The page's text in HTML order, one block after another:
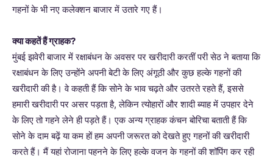
गहनों के भी नए कलेक्शन बाजार में उतारे गए हैं।
क्या कहतें हैं ग्राहक?
मुंबई झवेरी बाजार में रक्षाबंधन के अवसर पर खरीदारी करतीं परी सेठ ने बताया कि
रक्षाबंधन के लिए उन्होंने अपनी बेटी के लिए अंगूठी और कुछ हल्के गहनों की
खरीदारी की है। वे कहती हैं कि सोने के भाव चढ़ते और उतरते रहते हैं, इससे
हमारी खरीदारी पर असर पड़ता है, लेकिन त्योहारों और शादी ब्याह में उपहार देने
के लिए तो गहने लेने ही पड़ते हैं। एक अन्य ग्राहक कंचन बोरिचा बताती हैं कि
सोने के दाम बढ़ें या कम हों हम अपनी जरूरत को देखते हुए गहनों की खरीदारी
करते हैं। मैं यहां रोजाना पहनने के लिए हल्के वजन के गहनों की शॉपिंग कर रही